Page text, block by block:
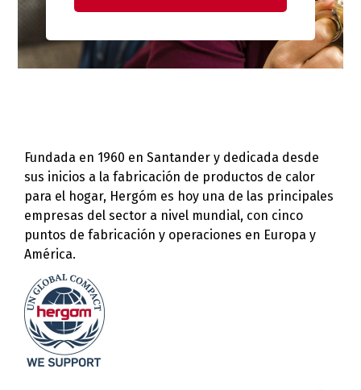
Fundada en 1960 en Santander y dedicada desde
sus inicios a la fabricación de productos de calor
para el hogar, Hergóm es hoy una de las principales
empresas del sector a nivel mundial, con cinco
puntos de fabricación y operaciones en Europa y
América.